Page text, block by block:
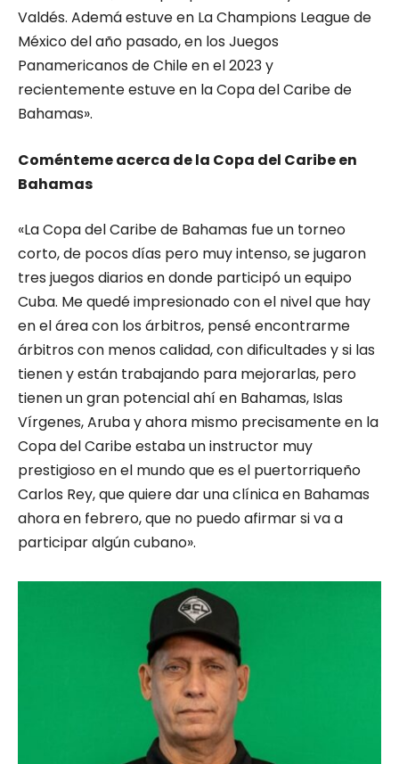
Valdés. Ademá estuve en La Champions League de
México del año pasado, en los Juegos
Panamericanos de Chile en el 2023 y
recientemente estuve en la Copa del Caribe de
Bahamas».
Coménteme acerca de la Copa del Caribe en
Bahamas
«La Copa del Caribe de Bahamas fue un torneo
corto, de pocos días pero muy intenso, se jugaron
tres juegos diarios en donde participó un equipo
Cuba. Me quedé impresionado con el nivel que hay
en el área con los árbitros, pensé encontrarme
árbitros con menos calidad, con dificultades y si las
tienen y están trabajando para mejorarlas, pero
tienen un gran potencial ahí en Bahamas, Islas
Vírgenes, Aruba y ahora mismo precisamente en la
Copa del Caribe estaba un instructor muy
prestigioso en el mundo que es el puertorriqueño
Carlos Rey, que quiere dar una clínica en Bahamas
ahora en febrero, que no puedo afirmar si va a
participar algún cubano».